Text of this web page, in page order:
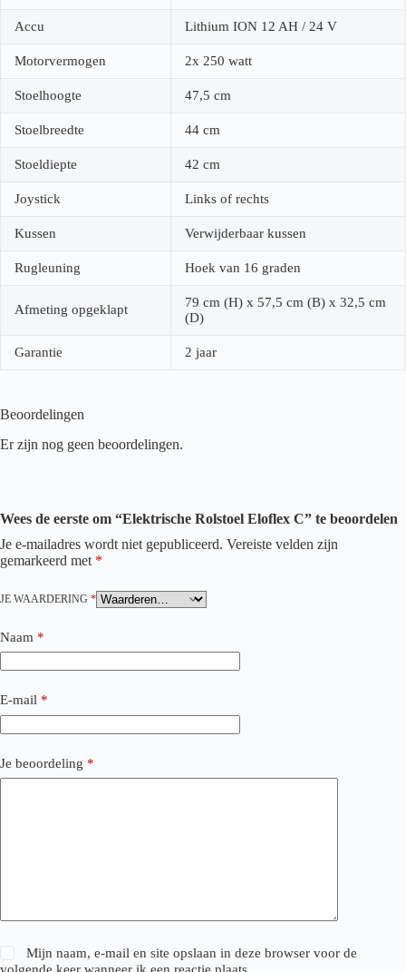
Accu Lithium ION 12 AH / 24 V
Motorvermogen 2x 250 watt
Stoelhoogte 47,5 cm
Stoelbreedte 44 cm
Stoeldiepte 42 cm
Joystick Links of rechts
Kussen Verwijderbaar kussen
Rugleuning Hoek van 16 graden
Afmeting opgeklapt
79 cm (H) x 57,5 cm (B) x 32,5 cm
(D)
Garantie 2 jaar
Beoordelingen
Er zijn nog geen beoordelingen.
Wees de eerste om “Elektrische Rolstoel Eloflex C” te beoordelen
Je e-mailadres wordt niet gepubliceerd. Vereiste velden zijn
gemarkeerd met *
JE WAARDERING *
Naam *
E-mail *
Je beoordeling *
Mijn naam, e-mail en site opslaan in deze browser voor de